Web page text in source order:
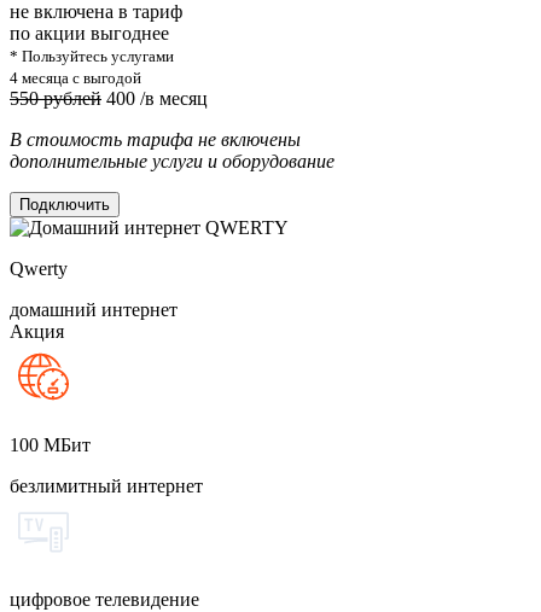
не включена в тариф
по акции выгоднее
* Пользуйтесь услугами
4 месяца с выгодой
550 рублей 400 /в месяц
В стоимость тарифа не включены
дополнительные услуги и оборудование
Подключить
Qwerty
домашний интернет
Акция
100 МБит
безлимитный интернет
цифровое телевидение